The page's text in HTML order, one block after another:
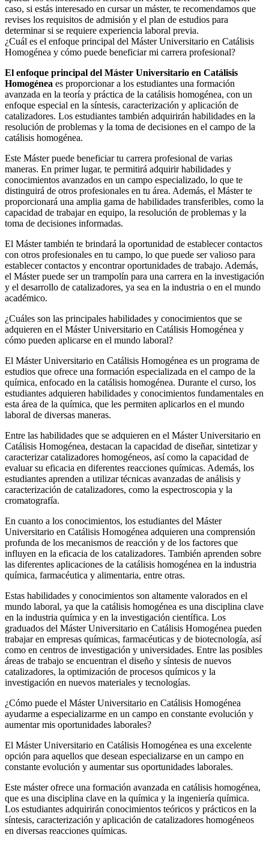
caso, si estás interesado en cursar un máster, te recomendamos que
revises los requisitos de admisión y el plan de estudios para
determinar si se requiere experiencia laboral previa.
¿Cuál es el enfoque principal del Máster Universitario en Catálisis
Homogénea y cómo puede beneficiar mi carrera profesional?
El enfoque principal del Máster Universitario en Catálisis
Homogénea es proporcionar a los estudiantes una formación
avanzada en la teoría y práctica de la catálisis homogénea, con un
enfoque especial en la síntesis, caracterización y aplicación de
catalizadores. Los estudiantes también adquirirán habilidades en la
resolución de problemas y la toma de decisiones en el campo de la
catálisis homogénea.
Este Máster puede beneficiar tu carrera profesional de varias
maneras. En primer lugar, te permitirá adquirir habilidades y
conocimientos avanzados en un campo especializado, lo que te
distinguirá de otros profesionales en tu área. Además, el Máster te
proporcionará una amplia gama de habilidades transferibles, como la
capacidad de trabajar en equipo, la resolución de problemas y la
toma de decisiones informadas.
El Máster también te brindará la oportunidad de establecer contactos
con otros profesionales en tu campo, lo que puede ser valioso para
establecer contactos y encontrar oportunidades de trabajo. Además,
el Máster puede ser un trampolín para una carrera en la investigación
y el desarrollo de catalizadores, ya sea en la industria o en el mundo
académico.
¿Cuáles son las principales habilidades y conocimientos que se
adquieren en el Máster Universitario en Catálisis Homogénea y
cómo pueden aplicarse en el mundo laboral?
El Máster Universitario en Catálisis Homogénea es un programa de
estudios que ofrece una formación especializada en el campo de la
química, enfocado en la catálisis homogénea. Durante el curso, los
estudiantes adquieren habilidades y conocimientos fundamentales en
esta área de la química, que les permiten aplicarlos en el mundo
laboral de diversas maneras.
Entre las habilidades que se adquieren en el Máster Universitario en
Catálisis Homogénea, destacan la capacidad de diseñar, sintetizar y
caracterizar catalizadores homogéneos, así como la capacidad de
evaluar su eficacia en diferentes reacciones químicas. Además, los
estudiantes aprenden a utilizar técnicas avanzadas de análisis y
caracterización de catalizadores, como la espectroscopia y la
cromatografía.
En cuanto a los conocimientos, los estudiantes del Máster
Universitario en Catálisis Homogénea adquieren una comprensión
profunda de los mecanismos de reacción y de los factores que
influyen en la eficacia de los catalizadores. También aprenden sobre
las diferentes aplicaciones de la catálisis homogénea en la industria
química, farmacéutica y alimentaria, entre otras.
Estas habilidades y conocimientos son altamente valorados en el
mundo laboral, ya que la catálisis homogénea es una disciplina clave
en la industria química y en la investigación científica. Los
graduados del Máster Universitario en Catálisis Homogénea pueden
trabajar en empresas químicas, farmacéuticas y de biotecnología, así
como en centros de investigación y universidades. Entre las posibles
áreas de trabajo se encuentran el diseño y síntesis de nuevos
catalizadores, la optimización de procesos químicos y la
investigación en nuevos materiales y tecnologías.
¿Cómo puede el Máster Universitario en Catálisis Homogénea
ayudarme a especializarme en un campo en constante evolución y
aumentar mis oportunidades laborales?
El Máster Universitario en Catálisis Homogénea es una excelente
opción para aquellos que desean especializarse en un campo en
constante evolución y aumentar sus oportunidades laborales.
Este máster ofrece una formación avanzada en catálisis homogénea,
que es una disciplina clave en la química y la ingeniería química.
Los estudiantes adquirirán conocimientos teóricos y prácticos en la
síntesis, caracterización y aplicación de catalizadores homogéneos
en diversas reacciones químicas.